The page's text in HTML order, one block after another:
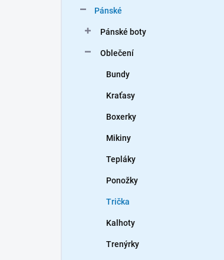
Pánské
Pánské boty
Oblečení
Bundy
Kraťasy
Boxerky
Mikiny
Tepláky
Ponožky
Trička
Kalhoty
Trenýrky